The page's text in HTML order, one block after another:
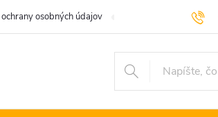
osobných údajov Servisné podmienky